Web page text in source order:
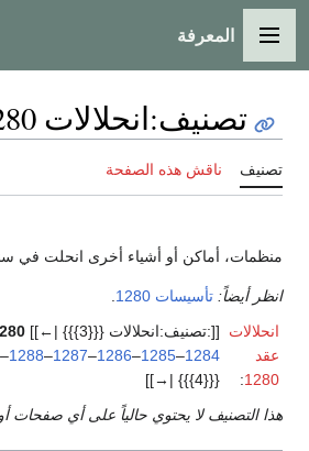
القائمة الرئيسية
المعرفة
تصنيف:انحلالات 1280
تصنيف ناقش هذه الصفحة
منظمات، أماكن أو أشياء أخرى انحلت في
انظر أيضاً: تأسيسات 1280
انحلالات
عقد
1280
:
[[:تصنيف:انحلالات {{{3}}} |←]]
1284
–
1285
–
1286
–
1287
–
1288
–
{{{4}}} |→]]
هذا التصنيف لا يحتوي حالياً على أي صفحات